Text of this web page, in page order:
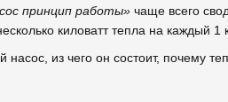
принцип работы» чаще всего
киловатт тепла на каждый 1
из чего он состоит, почему